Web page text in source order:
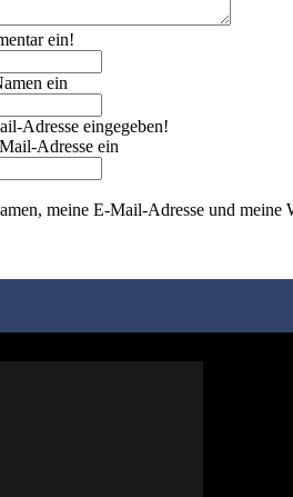
ein!
ein
Adresse eingegeben!
Adresse ein
meine E-Mail-Adresse und